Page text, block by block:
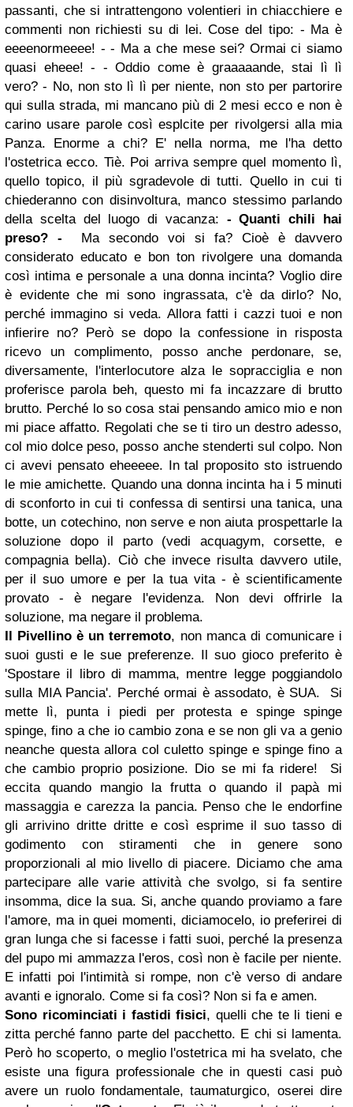
passanti, che si intrattengono volentieri in chiacchiere e
commenti non richiesti su di lei. Cose del tipo: - Ma è
eeeenormeeee! - - Ma a che mese sei? Ormai ci siamo
quasi eheee! - - Oddio come è graaaaande, stai lì lì
vero? - No, non sto lì lì per niente, non sto per partorire
qui sulla strada, mi mancano più di 2 mesi ecco e non è
carino usare parole così esplcite per rivolgersi alla mia
Panza. Enorme a chi? E' nella norma, me l'ha detto
l'ostetrica ecco. Tiè. Poi arriva sempre quel momento lì,
quello topico, il più sgradevole di tutti. Quello in cui ti
chiederanno con disinvoltura, manco stessimo parlando
della scelta del luogo di vacanza: - Quanti chili hai
preso? -
Ma secondo voi si fa? Cioè è davvero
considerato educato e bon ton rivolgere una domanda
così intima e personale a una donna incinta? Voglio dire
è evidente che mi sono ingrassata, c'è da dirlo? No,
perché immagino si veda. Allora fatti i cazzi tuoi e non
infierire no? Però se dopo la confessione in risposta
ricevo un complimento, posso anche perdonare, se,
diversamente, l'interlocutore alza le sopracciglia e non
proferisce parola beh, questo mi fa incazzare di brutto
brutto. Perché lo so cosa stai pensando amico mio e non
mi piace affatto. Regolati che se ti tiro un destro adesso,
col mio dolce peso, posso anche stenderti sul colpo. Non
ci avevi pensato eheeeee. In tal proposito sto istruendo
le mie amichette. Quando una donna incinta ha i 5 minuti
di sconforto in cui ti confessa di sentirsi una tanica, una
botte, un cotechino, non serve e non aiuta prospettarle la
soluzione dopo il parto (vedi acquagym, corsette, e
compagnia bella). Ciò che invece risulta davvero utile,
per il suo umore e per la tua vita - è scientificamente
provato - è negare l'evidenza. Non devi offrirle la
soluzione, ma negare il problema.
Il Pivellino è un terremoto, non manca di comunicare i
suoi gusti e le sue preferenze. Il suo gioco preferito è
'Spostare il libro di mamma, mentre legge poggiandolo
sulla MIA Pancia'. Perché ormai è assodato, è SUA. Si
mette lì, punta i piedi per protesta e spinge spinge
spinge, fino a che io cambio zona e se non gli va a genio
neanche questa allora col culetto spinge e spinge fino a
che cambio proprio posizione. Dio se mi fa ridere! Si
eccita quando mangio la frutta o quando il papà mi
massaggia e carezza la pancia. Penso che le endorfine
gli arrivino dritte dritte e così esprime il suo tasso di
godimento con stiramenti che in genere sono
proporzionali al mio livello di piacere. Diciamo che ama
partecipare alle varie attività che svolgo, si fa sentire
insomma, dice la sua. Si, anche quando proviamo a fare
l'amore, ma in quei momenti, diciamocelo, io preferirei di
gran lunga che si facesse i fatti suoi, perché la presenza
del pupo mi ammazza l'eros, così non è facile per niente.
E infatti poi l'intimità si rompe, non c'è verso di andare
avanti e ignoralo. Come si fa così? Non si fa e amen.
Sono ricominciati i fastidi fisici, quelli che te li tieni e
zitta perché fanno parte del pacchetto. E chi si lamenta.
Però ho scoperto, o meglio l'ostetrica mi ha svelato, che
esiste una figura professionale che in questi casi può
avere un ruolo fondamentale, taumaturgico, oserei dire